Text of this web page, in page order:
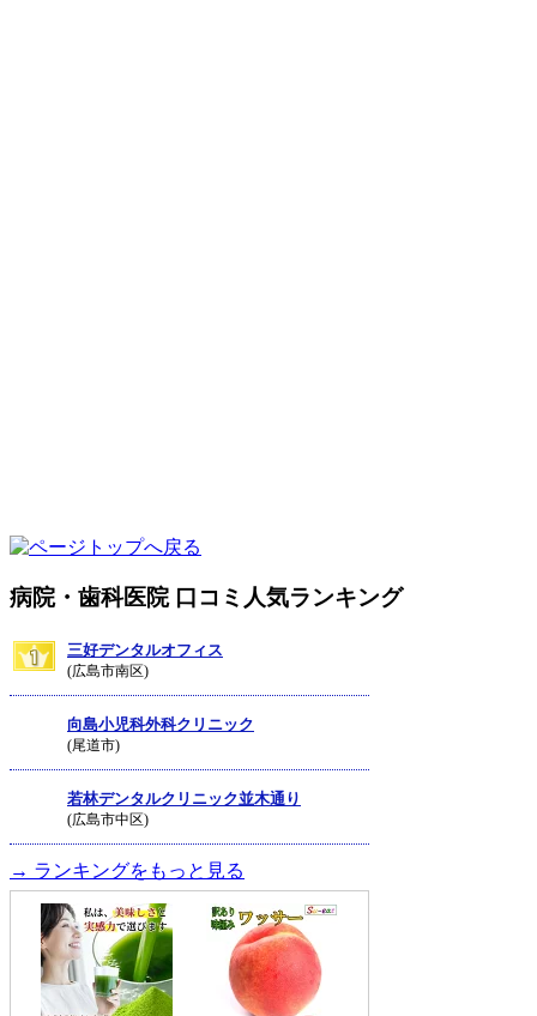
病院・歯科医院 口コミ人気ランキング
三好デンタルオフィス
(広島市南区)
向島小児科外科クリニック
(尾道市)
若林デンタルクリニック並木通り
(広島市中区)
→ ランキングをもっと見る